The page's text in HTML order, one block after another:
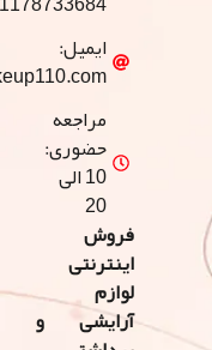
info@makeup110.com
حضوری:
فروش
اینترنتی
آرایشی و